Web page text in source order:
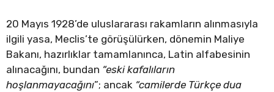
20 Mayıs 1928’de uluslararası rakamların alınmasıyla
ilgili yasa, Meclis’te görüşülürken, dönemin Maliye
Bakanı, hazırlıklar tamamlanınca, Latin alfabesinin
alınacağını, bundan “eski kafalıların
hoşlanmayacağını”; ancak “camilerde Türkçe dua